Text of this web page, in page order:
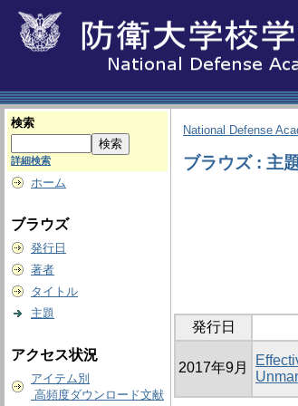
検索
詳細検索
ホーム
ブラウズ
発行日
著者
タイトル
主題
アクセス状況
アイテム別
高頻度ダウンロード文献
National Defense
ブラウズ : 主
発行日
2017年9月